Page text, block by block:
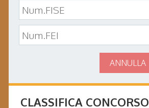
ANNULLA
CLASSIFICA CONCORSO